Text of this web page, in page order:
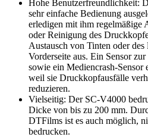
Hohe Benutzerfreundlichkeit:
sehr einfache Bedienung
erledigen mit ihm regelmäßige
oder Reinigung des
Austausch von Tinten oder
Vorderseite aus. Ein Sensor
sowie ein Mediencrash-Sensor
weil sie Druckkopfausfälle
reduzieren.
Vielseitig: Der SC-V4000
Dicke von bis zu 200 mm.
DTFilms ist es auch möglich,
bedrucken.